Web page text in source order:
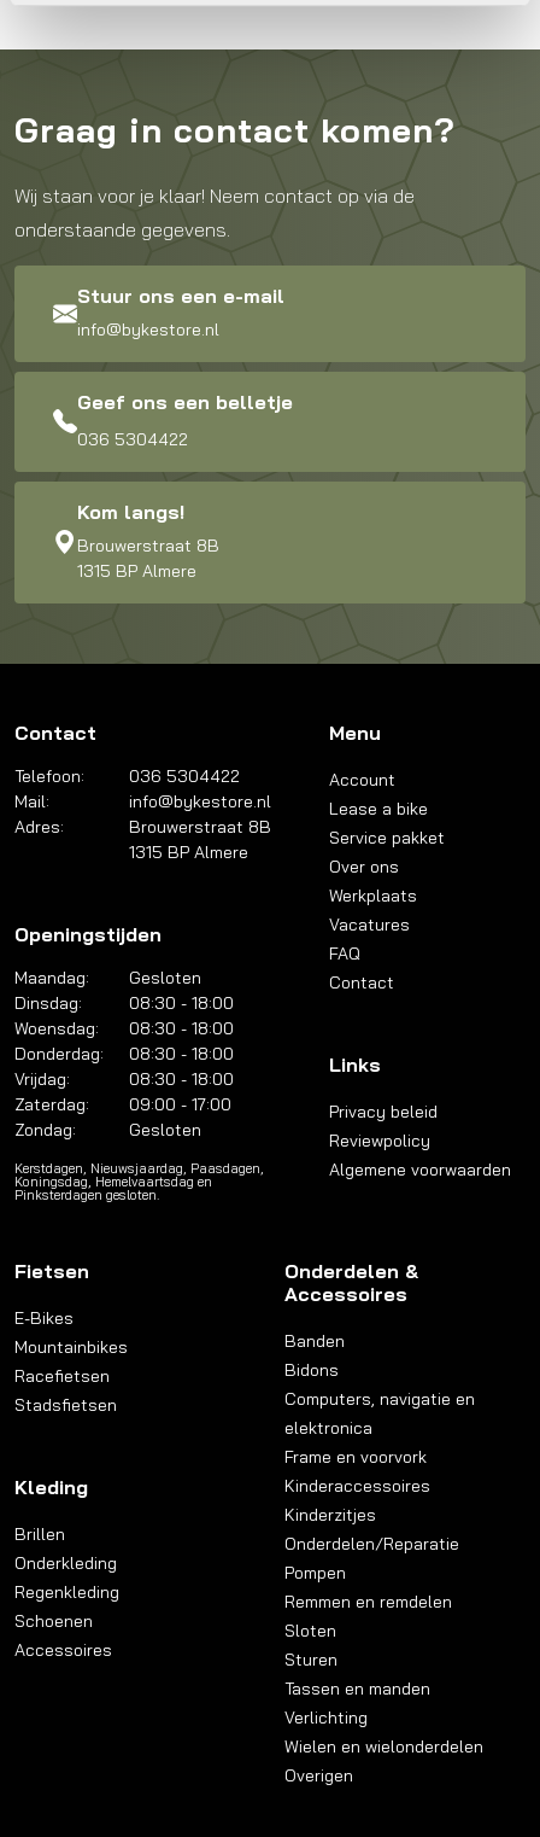
Graag in contact komen?
Wij staan voor je klaar! Neem contact op via de
onderstaande gegevens.
Stuur ons een e-mail
info@bykestore.nl
Geef ons een belletje
036 5304422
Kom langs!
Brouwerstraat 8B
1315 BP Almere
Contact
Telefoon:
036 5304422
Mail:
info@bykestore.nl
Adres:
Brouwerstraat 8B
1315 BP Almere
Openingstijden
Maandag:
Gesloten
Dinsdag:
08:30 - 18:00
Woensdag:
08:30 - 18:00
Donderdag:
08:30 - 18:00
Vrijdag:
08:30 - 18:00
Zaterdag:
09:00 - 17:00
Zondag:
Gesloten
Kerstdagen, Nieuwsjaardag, Paasdagen,
Koningsdag, Hemelvaartsdag en
Pinksterdagen gesloten.
Menu
Account
Lease a bike
Service pakket
Over ons
Werkplaats
Vacatures
FAQ
Contact
Links
Privacy beleid
Reviewpolicy
Algemene voorwaarden
Fietsen
E-Bikes
Mountainbikes
Racefietsen
Stadsfietsen
Kleding
Brillen
Onderkleding
Regenkleding
Schoenen
Accessoires
Onderdelen &
Accessoires
Banden
Bidons
Computers, navigatie en
elektronica
Frame en voorvork
Kinderaccessoires
Kinderzitjes
Onderdelen/Reparatie
Pompen
Remmen en remdelen
Sloten
Sturen
Tassen en manden
Verlichting
Wielen en wielonderdelen
Overigen